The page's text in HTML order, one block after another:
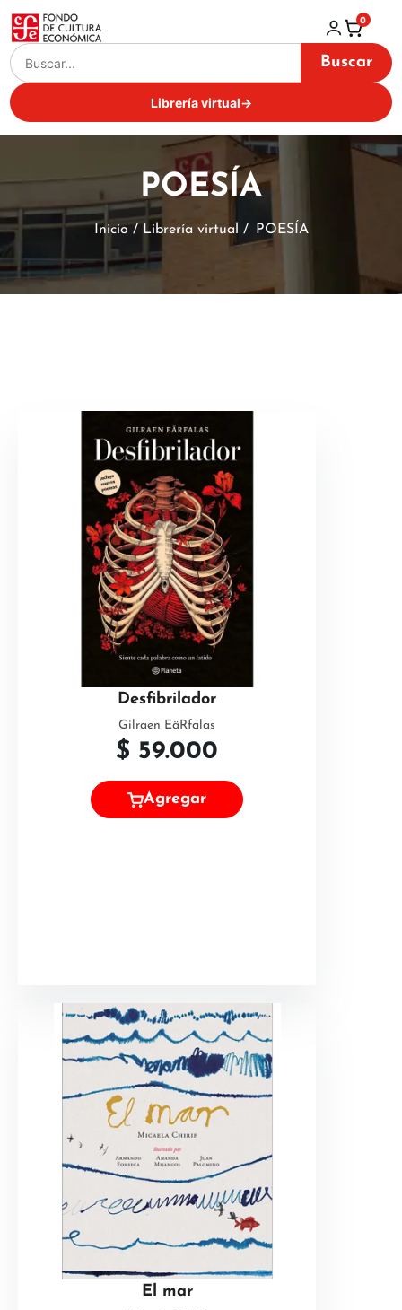
Buscar
Librería virtual→
0
POESÍA
Inicio / Librería virtual / POESÍA
Desfibrilador
Gilraen EäRfalas
$ 59.000
Agregar
El mar